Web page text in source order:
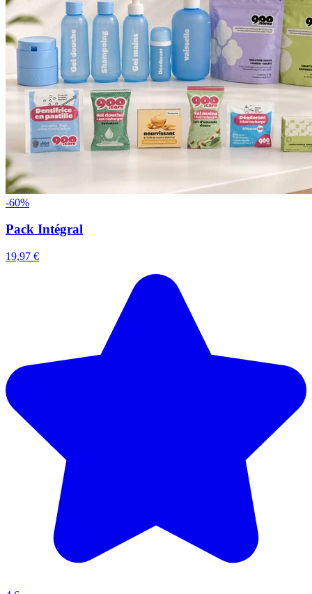
-60%
Pack Intégral
19,97 €